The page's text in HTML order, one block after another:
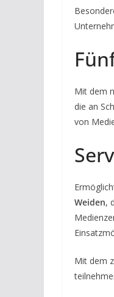
Mit dem
die an
von
Weiden,
Mit dem